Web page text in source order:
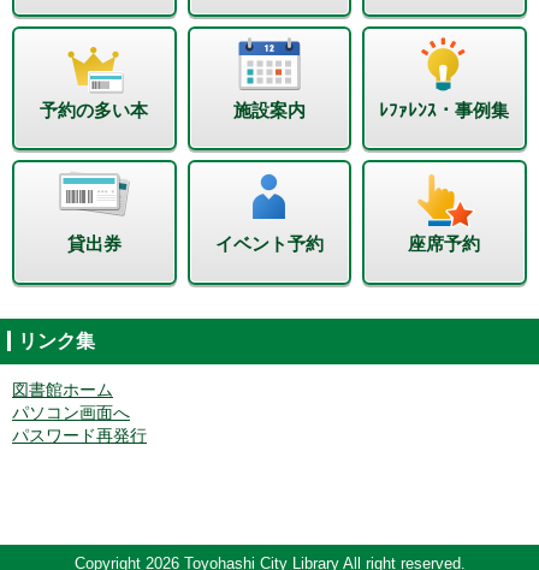
予約の多い本 施設案内 ﾚﾌｧﾚﾝｽ・事例集
貸出券 イベント予約 座席予約
リンク集
図書館ホーム
パソコン画面へ
パスワード再発行
Copyright 2026 Toyohashi City Library All right reserved.